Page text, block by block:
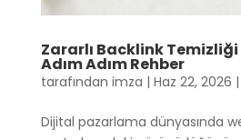
Zararlı Backlink Temizliği
Adım Adım Rehber
tarafından imza | Haz 22, 2026 |
Dijital pazarlama dünyasında